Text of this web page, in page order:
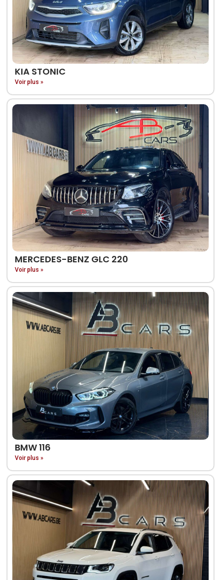
KIA STONIC
Voir plus »
MERCEDES-BENZ GLC 220
Voir plus »
BMW 116
Voir plus »